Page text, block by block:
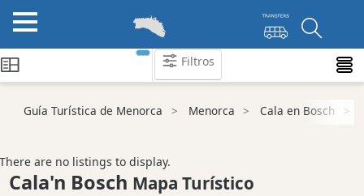
Filtros
Atraccion
Empresa
Tour
Guía Turística de Menorca Menorca Cala en Bosch
There are no listings to display.
Cala'n Bosch Mapa Turístico